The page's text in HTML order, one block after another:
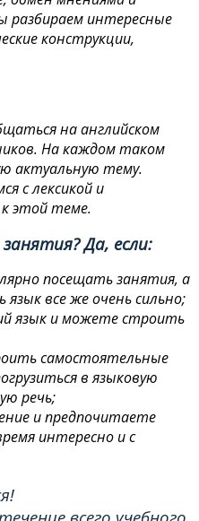
разбираем интересные
конструкции,
на английском
На каждом таком
актуальную тему.
с лексикой и
этой теме.
Да, если:
посещать занятия, а
все же очень сильно;
язык и можете строить
самостоятельные
в языковую
речь;
и предпочитаете
интересно и с